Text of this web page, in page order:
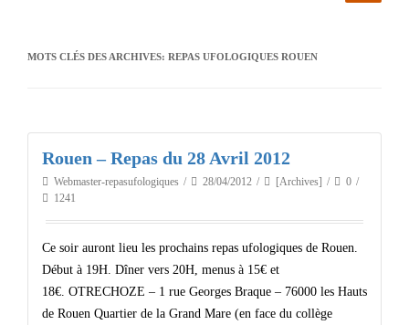
MOTS CLÉS DES ARCHIVES: REPAS UFOLOGIQUES ROUEN
Rouen – Repas du 28 Avril 2012
Webmaster-repasufologiques 28/04/2012 [Archives]
0
1241
Ce soir auront lieu les prochains repas ufologiques de Rouen.
Début à 19H. Dîner vers 20H, menus à 15€ et
18€. OTRECHOZE – 1 rue Georges Braque – 76000 les Hauts
de Rouen Quartier de la Grand Mare (en face du collège